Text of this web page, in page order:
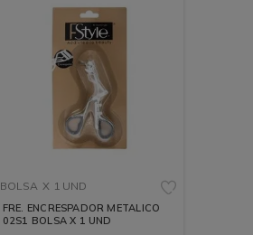
BOLSA X 1 UND
FRE. ENCRESPADOR METALICO
02S1 BOLSA X 1 UND